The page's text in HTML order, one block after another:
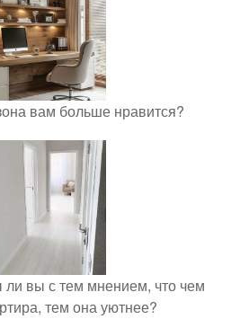
вам больше нравится?
вы с тем мнением, что чем
тем она уютнее?